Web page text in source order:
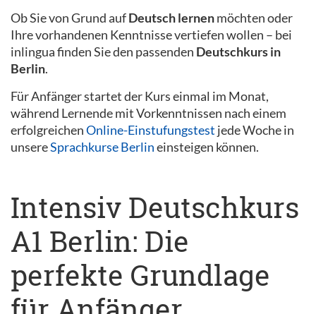
Ob Sie von Grund aufDeutsch lernenmöchten oder
Ihre vorhandenen Kenntnisse vertiefen wollen – bei
inlingua finden Sie den passenden Deutschkurs in
Berlin.
Für Anfänger startet der Kurs einmal im Monat,
während Lernende mit Vorkenntnissen nach einem
erfolgreichenOnline-Einstufungstest jede Woche in
unsereSprachkurse Berlineinsteigen können.
Intensiv Deutschkurs
A1 Berlin: Die
perfekte Grundlage